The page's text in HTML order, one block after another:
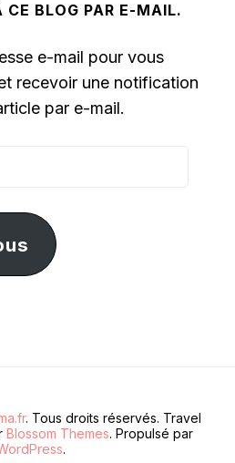
BLOG PAR E-MAIL.
e-mail pour vous
recevoir une notification
par e-mail.
. Tous droits réservés. Travel
Blossom Themes. Propulsé par
.